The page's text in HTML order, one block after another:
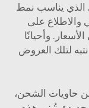
الذي يناسب نمط
والاطلاع على
وأحيانًا
لتلك العروض
حاويات الشحن،